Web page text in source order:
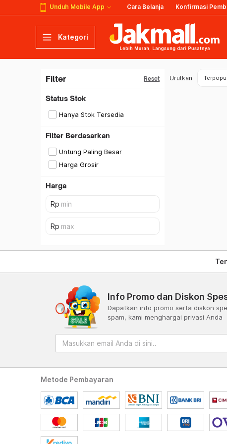
Unduh Mobile App Cara Belanja Konfirmasi
Kategori
Filter Reset
Status Stok
Hanya Stok Tersedia
Filter Berdasarkan
Untung Paling Besar
Harga Grosir
Harga
Urutkan
Info Promo dan Diskon
Dapatkan info promo serta diskon
spam, kami menghargai privasi Anda
Metode Pembayaran